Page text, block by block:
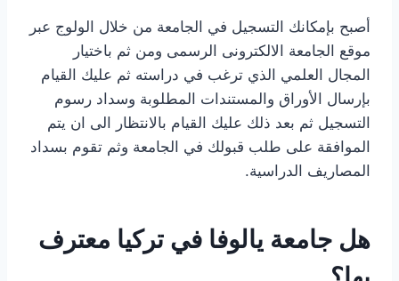
أصبح بإمكانك التسجيل في الجامعة من خلال الولوج عبر
موقع الجامعة الالكترونى الرسمى ومن ثم باختيار
المجال العلمي الذي ترغب في دراسته ثم عليك القيام
بإرسال الأوراق والمستندات المطلوبة وسداد رسوم
التسجيل ثم بعد ذلك عليك القيام بالانتظار الى ان يتم
الموافقة على طلب قبولك في الجامعة وثم تقوم بسداد
المصاريف الدراسية.
هل جامعة يالوفا في تركيا معترف